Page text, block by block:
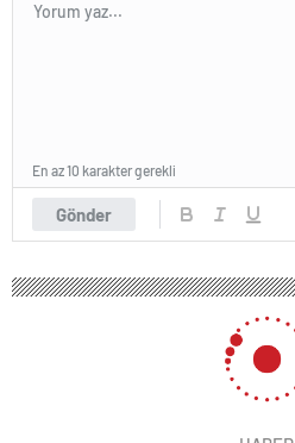
Gönder
En az 10 karakter gerekli